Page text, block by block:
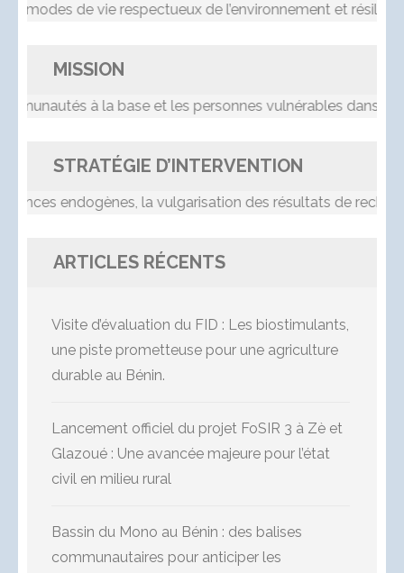
de vie respectueux de l’environnement et résilients
MISSION
à la base et les personnes vulnérables dans le
STRATÉGIE D’INTERVENTION
endogènes, la vulgarisation des résultats de
ARTICLES RÉCENTS
Visite d’évaluation du FID : Les biostimulants,
une piste prometteuse pour une agriculture
durable au Bénin.
Lancement officiel du projet FoSIR 3 à Zè et
Glazoué : Une avancée majeure pour l’état
civil en milieu rural
Bassin du Mono au Bénin : des balises
communautaires pour anticiper les